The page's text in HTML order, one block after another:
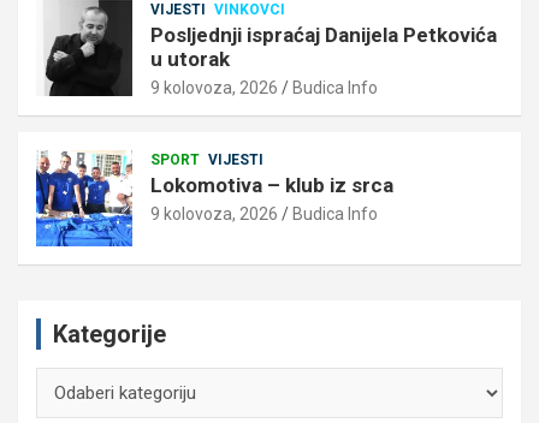
VIJESTI VINKOVCI
Posljednji ispraćaj Danijela Petkovića
u utorak
9 kolovoza, 2026 Budica Info
SPORT VIJESTI
Lokomotiva – klub iz srca
9 kolovoza, 2026 Budica Info
Kategorije